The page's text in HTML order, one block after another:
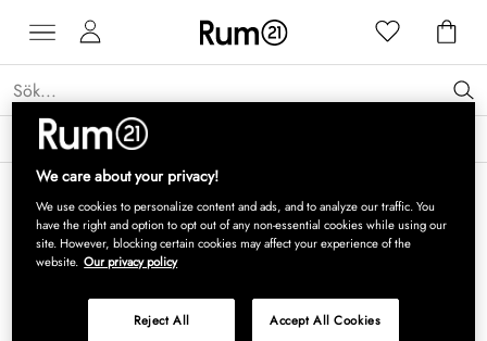
Få 15 % rabatt på Grythyttan Stålmöbler* →
We care about your privacy!
We use cookies to personalize content and ads, and to analyze our traffic. You
have the right and option to opt out of any non-essential cookies while using our
site. However, blocking certain cookies may affect your experience of the
website. Our privacy policy
Reject All Accept All Cookies